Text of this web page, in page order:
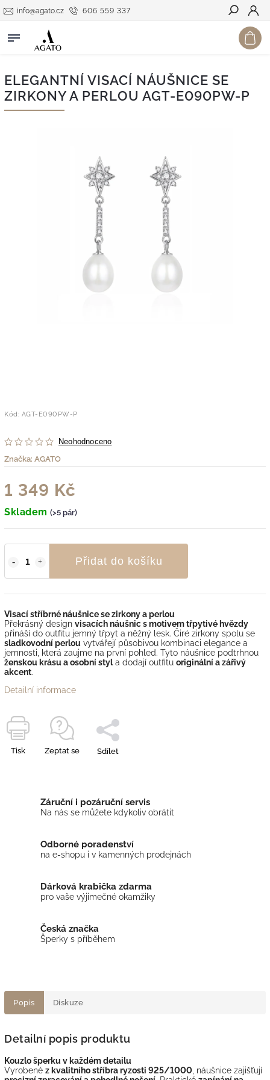
606 559 337
info@agato.cz
Hledat
ELEGANTNÍ VISACÍ NÁUŠNICE SE
ZIRKONY A PERLOU AGT-E090PW-P
Kód: AGT-E090PW-P
Neohodnoceno
Značka: AGATO
1 349 Kč
Skladem (>5 pár)
Přidat do košíku
Visací stříbrné náušnice se zirkony a perlou
Překrásný design visacích náušnic s motivem třpytivé hvězdy
přináší do outfitu jemný třpyt a něžný lesk. Čiré zirkony spolu se
sladkovodní perlou vytvářejí působivou kombinaci elegance a
jemnosti, která zaujme na první pohled. Tyto náušnice podtrhnou
ženskou krásu a osobní styla dodají outfitu originální a zářivý
akcent.
Detailní informace
Tisk Zeptat se Sdílet
Záruční i pozáruční servis
Na nás se můžete kdykoliv obrátit
Odborné poradenství
na e-shopu i v kamenných prodejnách
Dárková krabička zdarma
pro vaše výjimečné okamžiky
Česká značka
Šperky s příběhem
Popis Diskuze
Detailní popis produktu
Kouzlo šperku v každém detailu
Vyrobené z kvalitního stříbra ryzosti 925/1000 , náušnice zajišťují